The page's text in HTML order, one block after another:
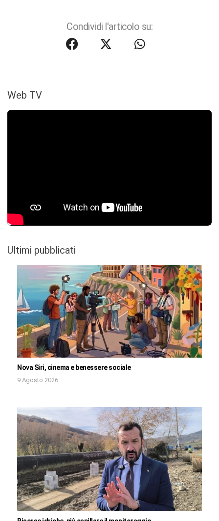
Condividi l'articolo su:
Web TV
Ultimi pubblicati
Nova Siri, cinema e benessere sociale
9 Agosto 2026